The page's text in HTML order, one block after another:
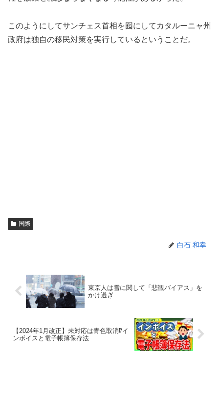
このようにしてサンチェス首相を囮にしてカタルーニャ州
政府は独自の移民対策を実行しているということだ。
国際
白石 和幸
東京人は雪に関して「悲観バイアス」を
かけ過ぎ
【2024年1月改正】未対応は青色取消⁉イ
ンボイスと電子帳簿保存法